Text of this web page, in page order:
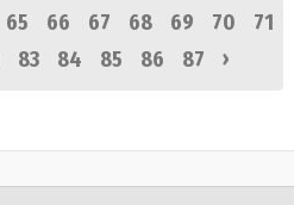
65 66 67 68 69 70
71
83 84 85 86 87 ›